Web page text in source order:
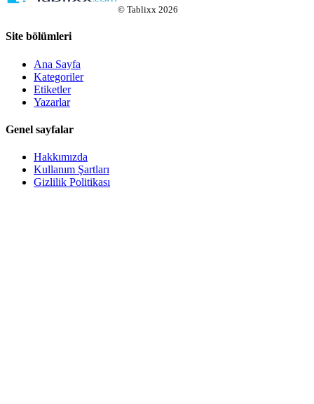
© Tablixx 2026
Site bölümleri
Ana Sayfa
Kategoriler
Etiketler
Yazarlar
Genel sayfalar
Hakkımızda
Kullanım Şartları
Gizlilik Politikası